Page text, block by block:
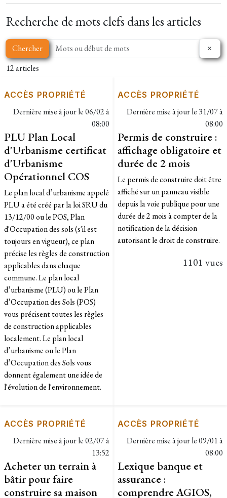
Recherche de mots clefs dans les articles
Chercher
12 articles
ACCÈS PROPRIÉTÉ
Dernière mise à jour le06/02 à
08:00
PLU Plan Local
d'Urbanisme certificat
d'Urbanisme
Opérationnel COS
Le plan local d’urbanisme appelé
PLU a été créé par la loi SRU du
13/12/00 ou le POS, Plan
d'Occupation des sols (s'il est
toujours en vigueur), ce plan
précise les règles de construction
applicables dans chaque
commune. Le plan local
d’urbanisme (PLU) ou le Plan
d’Occupation des Sols (POS)
vous précisent toutes les règles
de construction applicables
localement. Le plan local
d’urbanisme ou le Plan
d’Occupation des Sols vous
donnent également une idée de
l'évolution de l'environnement.
ACCÈS PROPRIÉTÉ
Dernière mise à jour le 31/07 à
08:00
Permis de construire :
affichage obligatoire et
durée de 2 mois
​Le permis de construire doit être
affiché sur un panneau visible
depuis la voie publique pour une
durée de 2 mois à compter de la
notification de la décision
autorisant le droit de construire.
1101 vues
ACCÈS PROPRIÉTÉ
Dernière mise à jour le02/07 à
13:52
Acheter un terrain à
bâtir pour faire
construire sa maison
ACCÈS PROPRIÉTÉ
Dernière mise à jour le09/01 à
08:00
Lexique banque et
assurance :
comprendre AGIOS,